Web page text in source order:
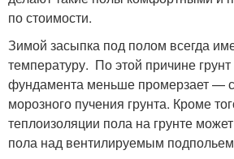
по стоимости.
Зимой засыпка под полом всегда
температуру. По этой причине
фундамента меньше промерзает —
морозного пучения грунта. Кроме
теплоизоляции пола на грунте
пола над вентилируемым